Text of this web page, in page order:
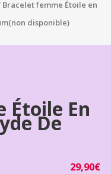
Bracelet femme Étoile en
disponible)
Étoile En
De
29,90€